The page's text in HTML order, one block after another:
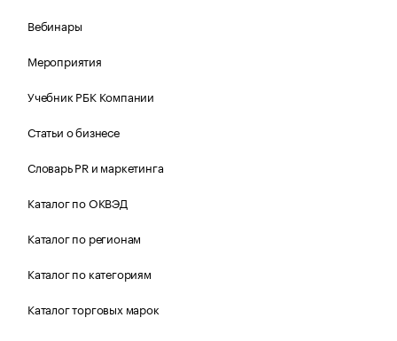
Вебинары
Мероприятия
Учебник РБК Компании
Статьи о бизнесе
Словарь PR и маркетинга
Каталог по ОКВЭД
Каталог по регионам
Каталог по категориям
Каталог торговых марок